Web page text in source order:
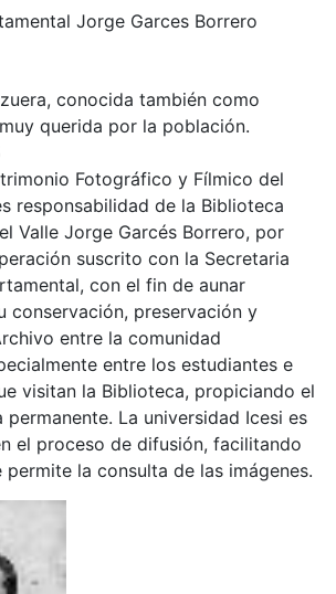
Jorge Garces Borrero
conocida también como
querida por la población.
Fotográfico y Fílmico del
responsabilidad de la Biblioteca
Valle Jorge Garcés Borrero, por
suscrito con la Secretaria
con el fin de aunar
conservación, preservación y
entre la comunidad
entre los estudiantes e
visitan la Biblioteca, propiciando el
permanente. La universidad Icesi es
el proceso de difusión, facilitando
la consulta de las imágenes.